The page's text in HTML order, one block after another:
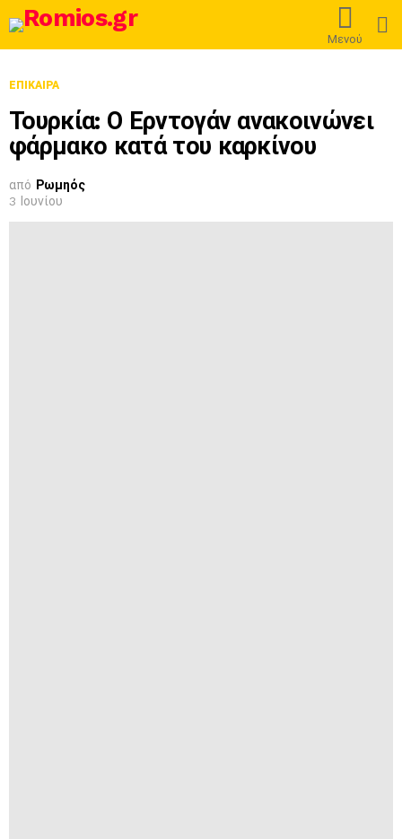
Μενού
ΕΠΊΚΑΙΡΑ
Τουρκία: Ο Ερντογάν ανακοινώνει
φάρμακο κατά του καρκίνου
από Ρωμηός
3 Ιουνίου